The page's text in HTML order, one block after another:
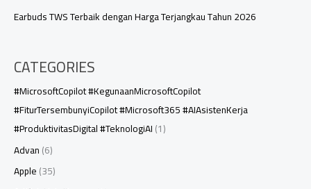
Earbuds TWS Terbaik dengan Harga Terjangkau Tahun 2026
CATEGORIES
#MicrosoftCopilot #KegunaanMicrosoftCopilot
#FiturTersembunyiCopilot #Microsoft365 #AIAsistenKerja
#ProduktivitasDigital #TeknologiAI(1)
Advan(6)
Apple(35)